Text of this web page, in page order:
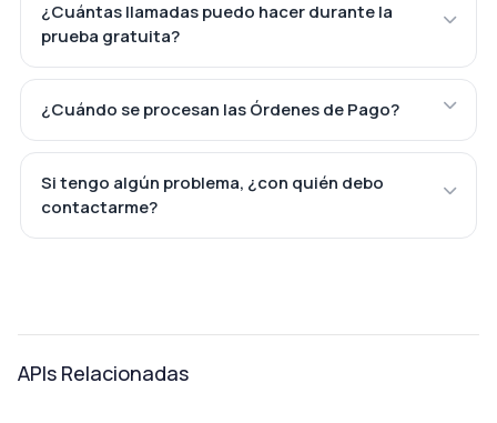
¿Cuántas llamadas puedo hacer durante la
prueba gratuita?
¿Cuándo se procesan las Órdenes de Pago?
Si tengo algún problema, ¿con quién debo
contactarme?
APIs Relacionadas